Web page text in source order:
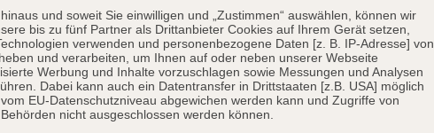
und soweit Sie einwilligen und „Zustimmen“ auswählen, können wir
bis zu fünf Partner als Drittanbieter Cookies auf Ihrem Gerät setzen,
verwenden und personenbezogene Daten [z. B. IP-Adresse] von
und verarbeiten, um Ihnen auf oder neben unserer Webseite
Werbung und Inhalte vorzuschlagen sowie Messungen und Analysen
Dabei kann auch ein Datentransfer in Drittstaaten [z.B. USA] möglich
EU-Datenschutzniveau abgewichen werden kann und Zugriffe von
nicht ausgeschlossen werden können.